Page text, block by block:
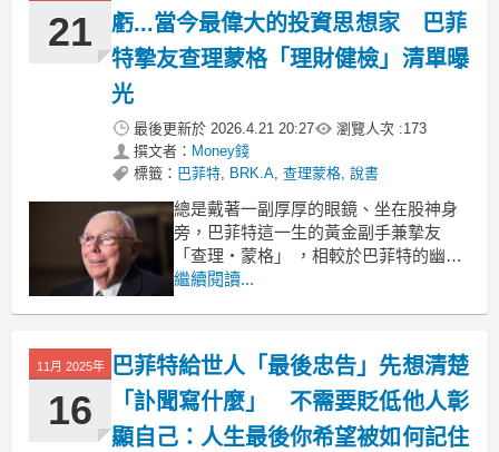
逐「未來」、掉入預測錯誤
21
虧...當今最偉大的投資思想家 巴菲
特摯友查理蒙格「理財健檢」清單曝
光
最後更新於 2026.4.21 20:27 瀏覽人次 :173
撰文者： Money錢
標籤： 巴菲特, BRK.A, 查理蒙格, 說書
總是戴著一副厚厚的眼鏡、坐在股神身
旁，巴菲特這一生的黃金副手兼摯友
「查理‧蒙格」 ，相較於巴菲特的幽默
風趣，蒙格坦率的談話風格吸引不少人
過談到致富，他最重視5大心法當中的
「投資清單」，至今仍是許多投資人不
可或缺的「理財健檢」項目
繼續閱讀...
11月 2025年
16
巴菲特給世人「最後忠告」先想清楚
「訃聞寫什麼」 不需要貶低他人彰
顯自己：人生最後你希望被如何記住